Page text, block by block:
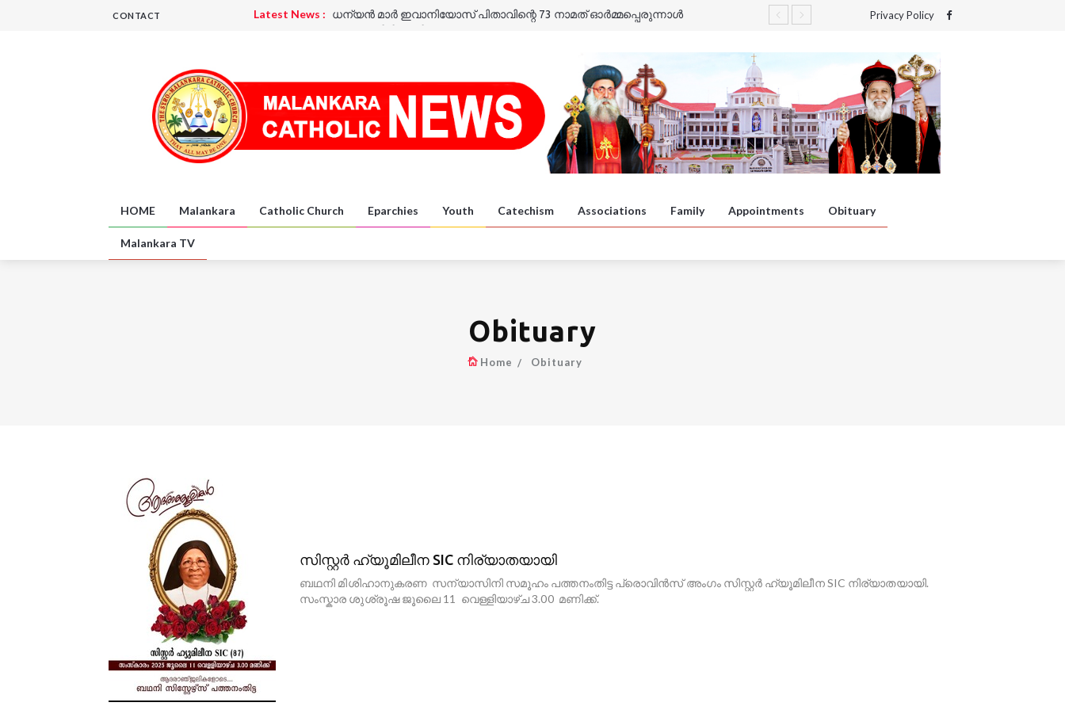
CONTACT Latest News : ധന്യൻ മാർ ഇവാനിയോസ് പിതാവിന്റെ 73 നാമത് ഓർമ്മപ്പെരുന്നാൾ
മെഴുകുതിരി പ്രദിക്ഷണം
ധന്യൻ മാർ ഈവാനിയോസ് പിതാവിന്റെ ഓർമ്മപ്പെരുന്നാൾ
Privacy Policy
HOME Malankara Catholic Church Eparchies Youth Catechism Associations Family Appointments Obituary
Malankara TV
Obituary
Home Obituary
സിസ്റ്റർ ഹ്യൂമിലീന SIC നിര്യാതയായി
ബഥനി മിശിഹാനുകരണ സന്യാസിനി സമൂഹം പത്തനംതിട്ട പ്രൊവിൻസ് അംഗം സിസ്റ്റർ ഹ്യൂമിലീന SIC നിര്യാതയായി.
സംസ്കാര ശുശ്രൂഷ ജൂലൈ 11 വെള്ളിയാഴ്ച 3.00 മണിക്ക്.